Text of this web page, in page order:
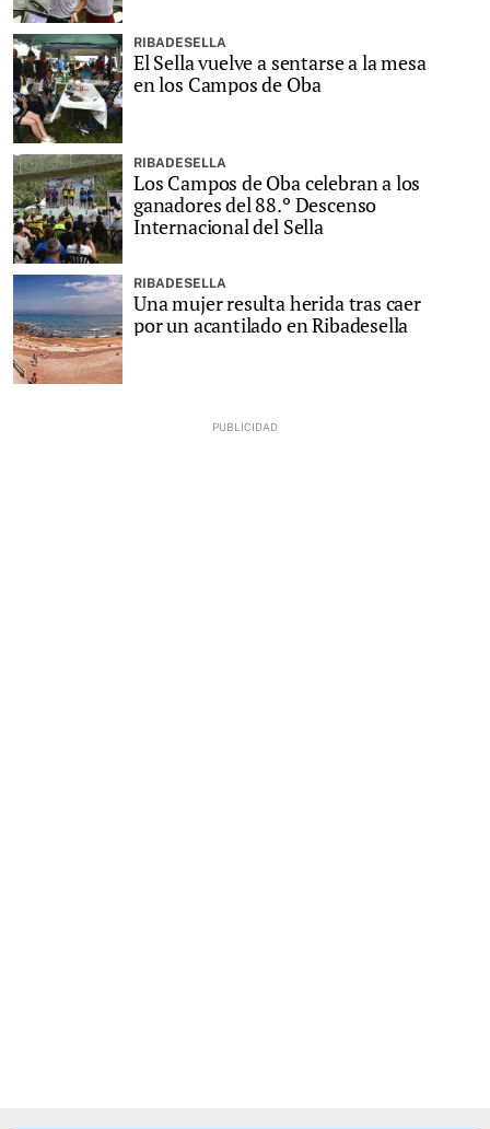
RIBADESELLA
El Sella vuelve a sentarse a la mesa
en los Campos de Oba
RIBADESELLA
Los Campos de Oba celebran a los
ganadores del 88.º Descenso
Internacional del Sella
RIBADESELLA
Una mujer resulta herida tras caer
por un acantilado en Ribadesella